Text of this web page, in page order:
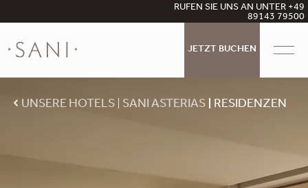
RUFEN SIE UNS AN UNTER +49
89143 79500
JETZT BUCHEN
UNSERE HOTELS SANI ASTERIAS RESIDENZEN
Residence - New
Gäste
Alle leeren